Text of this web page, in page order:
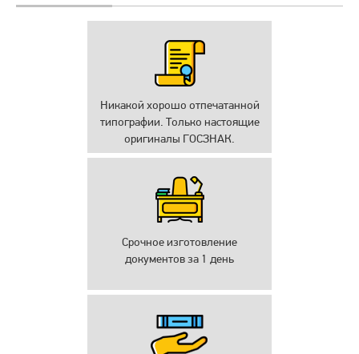
Никакой хорошо отпечатанной
типографии. Только настоящие
оригиналы ГОСЗНАК.
Срочное изготовление
документов за 1 день